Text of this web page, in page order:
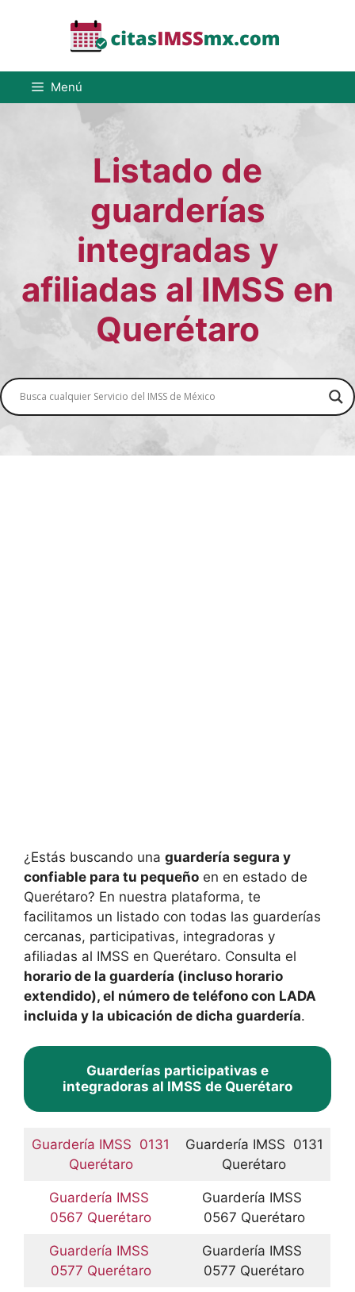
Menú
Listado de
guarderías
integradas y
afiliadas al IMSS en
Querétaro
¿Estás buscando una guardería segura y
confiable para tu pequeño en en estado de
Querétaro? En nuestra plataforma, te
facilitamos un listado con todas las guarderías
cercanas, participativas, integradoras y
afiliadas al IMSS en Querétaro. Consulta el
horario de la guardería (incluso horario
extendido), el número de teléfono con LADA
incluida y la ubicación de dicha guardería.
Guarderías participativas e
integradoras al IMSS de Querétaro
Guardería IMSS 0131
Querétaro
Guardería IMSS 0131
Querétaro
Guardería IMSS
0567 Querétaro
Guardería IMSS
0567 Querétaro
Guardería IMSS
0577 Querétaro
Guardería IMSS
0577 Querétaro